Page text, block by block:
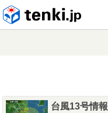
台風13号情報